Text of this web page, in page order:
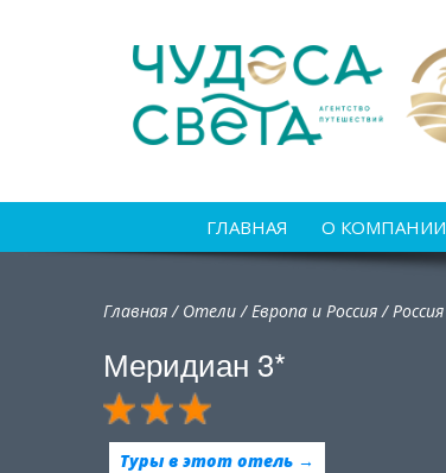
ГЛАВНАЯ О КОМПАНИИ
Главная/ Отели/Европа и Россия/Россия
Меридиан 3*
Туры в этот отель →